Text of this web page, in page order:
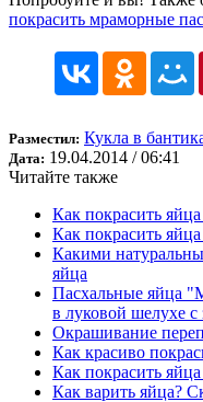
покрасить мраморные
Разместил: Кукла в
Дата: 19.04.2014 / 06:41
Читайте также
Как покрасить
Как покрасить
Какими
яйца
Пасхальные яйца
в луковой шелухе с
Окрашивание
Как красиво
Как покрасить
Как варить яйца?